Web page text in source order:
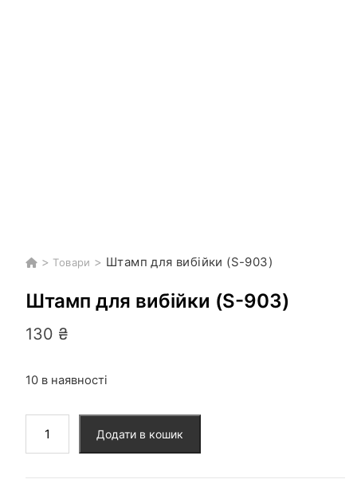
> Товари > Штамп для вибійки (S-903)
Штамп для вибійки (S-903)
130 ₴
10 в наявності
(S-
Додати в кошик